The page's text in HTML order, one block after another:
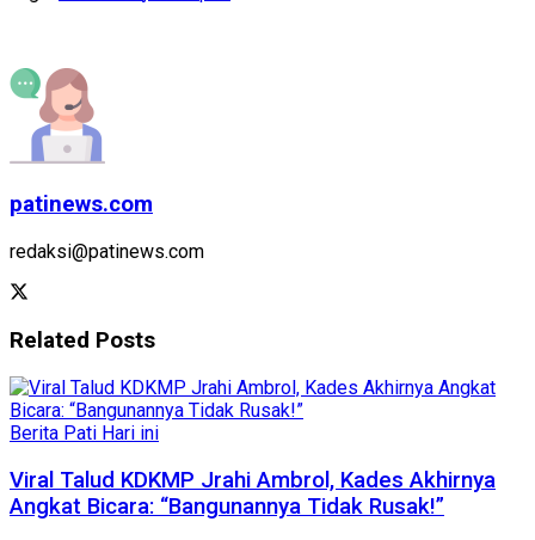
patinews.com
redaksi@patinews.com
Related Posts
Berita Pati Hari ini
Viral Talud KDKMP Jrahi Ambrol, Kades Akhirnya
Angkat Bicara: “Bangunannya Tidak Rusak!”